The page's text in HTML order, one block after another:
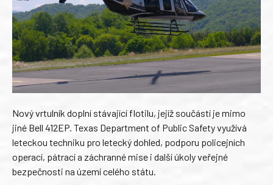
Nový vrtulník doplní stávající flotilu, jejíž součástí je mimo
jiné Bell 412EP. Texas Department of Public Safety využívá
leteckou techniku pro letecký dohled, podporu policejních
operací, pátrací a záchranné mise i další úkoly veřejné
bezpečnosti na území celého státu.